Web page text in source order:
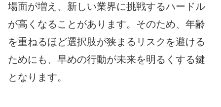
場面が増え、新しい業界に挑戦するハードル
が高くなることがあります。そのため、年齢
を重ねるほど選択肢が狭まるリスクを避ける
ためにも、早めの行動が未来を明るくする鍵
となります。